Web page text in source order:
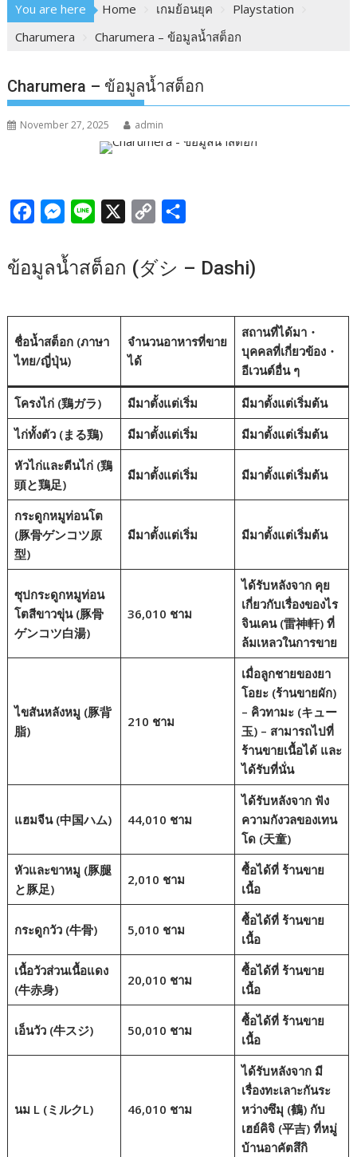
You are here Home เกมย้อนยุค
Playstation
Charumera
Charumera – ข้อมูลน้ำสต็อก
Charumera – ข้อมูลน้ำสต็อก
November 27, 2025 admin
c
e
o
o
M
s
g
r
n
p
ข้อมูลน้ำสต็อก (ダシ – Dashi)
ชื่อน้ำสต็อก (ภาษา
ไทย/ญี่ปุ่น)
จำนวนอาหารที่ขาย
ได้
สถานที่ได้มา・
บุคคลที่เกี่ยวข้อง・
อีเวนต์อื่น ๆ
โครงไก่ (鶏ガラ) มีมาตั้งแต่เริ่ม
มีมาตั้งแต่เริ่มต้น
ไก่ทั้งตัว (まる鶏)
มีมาตั้งแต่เริ่ม
มีมาตั้งแต่เริ่มต้น
หัวไก่และตีนไก่ (鶏
頭と鶏足)
มีมาตั้งแต่เริ่ม มีมาตั้งแต่เริ่มต้น
กระดูกหมูท่อนโต
(豚骨ゲンコツ原
型)
มีมาตั้งแต่เริ่ม มีมาตั้งแต่เริ่มต้น
ซุปกระดูกหมูท่อน
โตสีขาวขุ่น (豚骨
ゲンコツ白湯)
36,010 ชาม
ได้รับหลังจาก คุย
เกี่ยวกับเรื่องของไร
จินเคน(雷神軒) ที่
ล้มเหลวในการขาย
ไขสันหลังหมู (豚背
脂)
210 ชาม
เมื่อลูกชายของยา
โอยะ (ร้านขายผัก)
– คิวทามะ (キュー
玉) – สามารถไปที่
ร้านขายเนื้อได้และ
ได้รับที่นั่น
แฮมจีน (中国ハム) 44,010 ชาม
ได้รับหลังจาก ฟัง
ความกังวลของเทน
โด(天童)
หัวและขาหมู (豚腿
と豚足)
2,010 ชาม
ซื้อได้ที่ ร้านขาย
เนื้อ
กระดูกวัว (牛骨) 5,010 ชาม
ซื้อได้ที่ ร้านขาย
เนื้อ
เนื้อวัวส่วนเนื้อแดง
(牛赤身)
20,010 ชาม
ซื้อได้ที่ ร้านขาย
เนื้อ
เอ็นวัว (牛スジ) 50,010 ชาม
ซื้อได้ที่ ร้านขาย
เนื้อ
นม L (ミルクL) 46,010 ชาม
ได้รับหลังจาก มี
เรื่องทะเลาะกันระ
หว่างซึมุ (鶴) กับ
เฮย์คิจิ(平吉) ที่หมู่
บ้านอาคัตสึกิ